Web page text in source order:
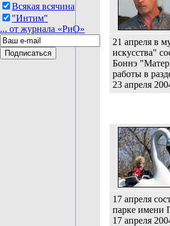
Всякая всячина
"Интим"
... от журнала «РиО»
21 апреля в
искусства"
Боннэ
работы в
23 апреля
17 апреля
парке
17 апреля